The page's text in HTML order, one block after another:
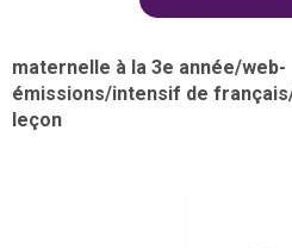
maternelle à la 3e année/web-
émissions/intensif de français
leçon